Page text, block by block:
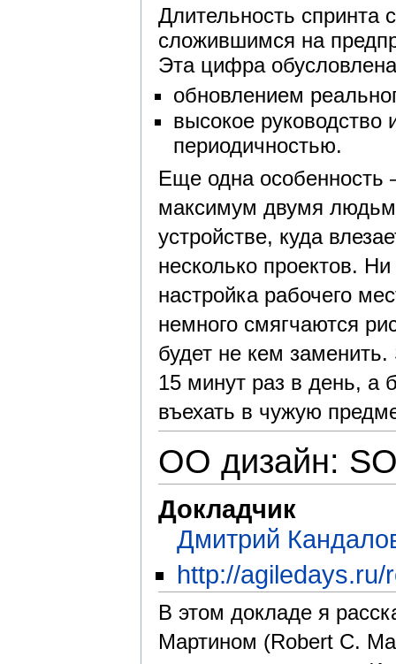
Длительность спринта
сложившимся на
Эта цифра обусловлена
обновлением
высокое руководство
периодичностью.
Еще одна
максимум двумя
устройстве, куда
несколько проектов.
настройка рабочего
немного смягчаются
будет не кем
15 минут раз в день,
въехать в чужую
ОО дизайн:
Докладчик
Дмитрий
http://
В этом докладе я
Мартином (Robert C.